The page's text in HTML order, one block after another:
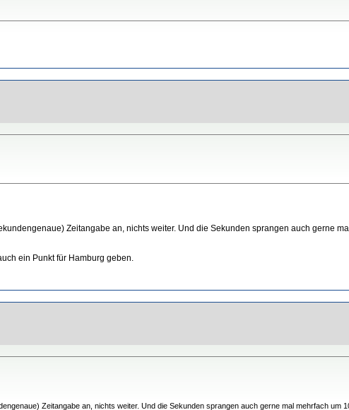
Zeitangabe an, nichts weiter. Und die Sekunden sprangen auch gerne
ein Punkt für Hamburg geben.
Zeitangabe an, nichts weiter. Und die Sekunden sprangen auch gerne mal mehrfach um